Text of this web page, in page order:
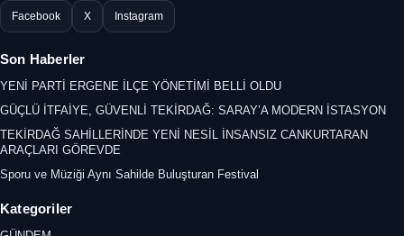
Facebook X Instagram
Son Haberler
YENİ PARTİ ERGENE İLÇE YÖNETİMİ BELLİ OLDU
GÜÇLÜ İTFAİYE, GÜVENLİ TEKİRDAĞ: SARAY’A MODERN İSTASYON
TEKİRDAĞ SAHİLLERİNDE YENİ NESİL İNSANSIZ CANKURTARAN
ARAÇLARI GÖREVDE
Sporu ve Müziği Aynı Sahilde Buluşturan Festival
Kategoriler